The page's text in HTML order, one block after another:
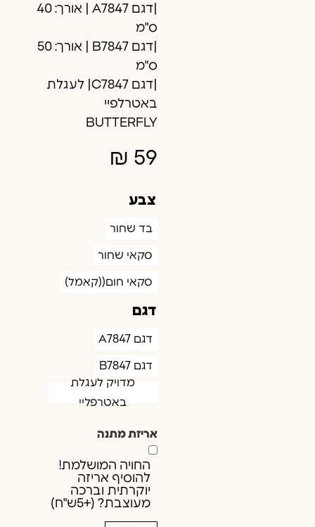
|דגם A7847 | אורך: 40
ס"מ
|דגם B7847 | אורך: 50
ס"מ
|דגם C7847| לעגלת
באטרלפיי
BUTTERFLY
₪ 59
צבע
בד שחור
סקאי שחור
סקאי חום((קאמל)
דגם
דגם A7847
דגם B7847
מדויק לעגלת
באטרפליי
אריזת מתנה
החויה המושלמת!
להוסיף אריזה
יוקרתית וברכה
מעוצבת? (+5ש"ח)